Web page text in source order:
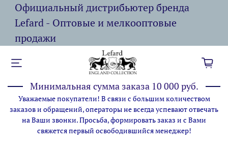
Официальный дистрибьютер бренда
Lefard - Оптовые и мелкооптовые
продажи
Минимальная сумма заказа 10 000 руб.
Уважаемые покупатели! В связи с большим количеством
заказов и обращений, операторы не всегда успевают отвечать
на Ваши звонки. Просьба, формировать заказ и с Вами
свяжется первый освободившийся менеджер!